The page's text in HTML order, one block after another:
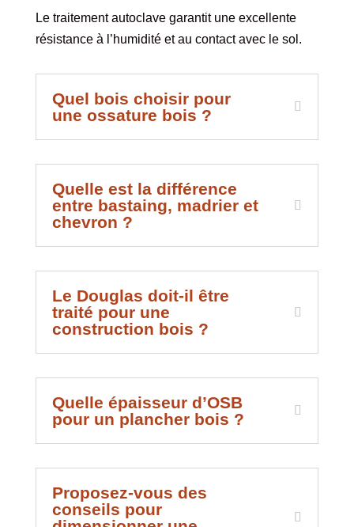
Le traitement autoclave garantit une excellente
résistance à l’humidité et au contact avec le sol.
Quel bois choisir pour
une ossature bois ?
Quelle est la différence
entre bastaing, madrier et
chevron ?
Le Douglas doit-il être
traité pour une
construction bois ?
Quelle épaisseur d’OSB
pour un plancher bois ?
Proposez-vous des
conseils pour